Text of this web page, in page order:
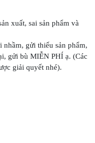
xuất, sai sản phẩm và
gửi thiếu sản phẩm,
gửi bù MIỄN PHÍ ạ. (Các
giải quyết nhé).